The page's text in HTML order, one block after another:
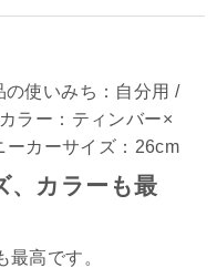
の使いみち：自分用 /
ラー：ティンバー×
ーカーサイズ：26cm
、カラーも最
高です。